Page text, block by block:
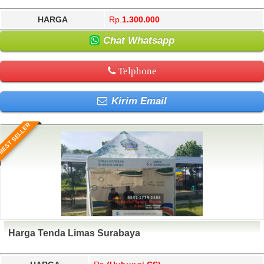
HARGA Rp. 1.300.000
Chat Whatsapp
Telphone
Kirim Email
SELLER
Harga Tenda Limas Surabaya